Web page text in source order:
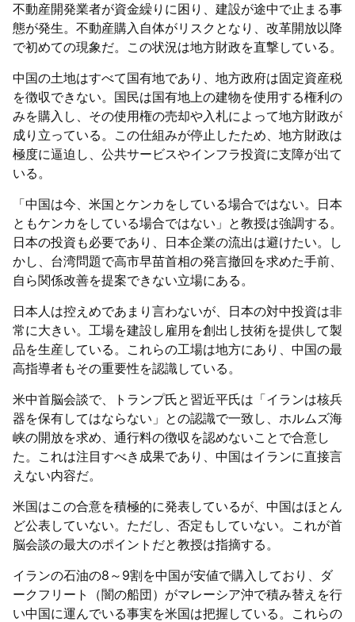
不動産開発業者が資金繰りに困り、建設が途中で止まる事
態が発生。不動産購入自体がリスクとなり、改革開放以降
で初めての現象だ。この状況は地方財政を直撃している。
中国の土地はすべて国有地であり、地方政府は固定資産税
を徴収できない。国民は国有地上の建物を使用する権利の
みを購入し、その使用権の売却や入札によって地方財政が
成り立っている。この仕組みが停止したため、地方財政は
極度に逼迫し、公共サービスやインフラ投資に支障が出て
いる。
「中国は今、米国とケンカをしている場合ではない。日本
ともケンカをしている場合ではない」と教授は強調する。
日本の投資も必要であり、日本企業の流出は避けたい。し
かし、台湾問題で高市早苗首相の発言撤回を求めた手前、
自ら関係改善を提案できない立場にある。
日本人は控えめであまり言わないが、日本の対中投資は非
常に大きい。工場を建設し雇用を創出し技術を提供して製
品を生産している。これらの工場は地方にあり、中国の最
高指導者もその重要性を認識している。
米中首脳会談で、トランプ氏と習近平氏は「イランは核兵
器を保有してはならない」との認識で一致し、ホルムズ海
峡の開放を求め、通行料の徴収を認めないことで合意し
た。これは注目すべき成果であり、中国はイランに直接言
えない内容だ。
米国はこの合意を積極的に発表しているが、中国はほとん
ど公表していない。ただし、否定もしていない。これが首
脳会談の最大のポイントだと教授は指摘する。
イランの石油の8～9割を中国が安値で購入しており、ダ
ークフリート（闇の船団）がマレーシア沖で積み替えを行
い中国に運んでいる事実を米国は把握している。これらの